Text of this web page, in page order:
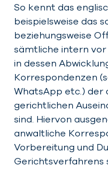
So kennt das
beispielsweise das
beziehungsweise
sämtliche intern vor
in dessen
Korrespondenzen
WhatsApp etc.) der
gerichtlichen
sind. Hiervon
anwaltliche
Vorbereitung und
Gerichtsverfahrens